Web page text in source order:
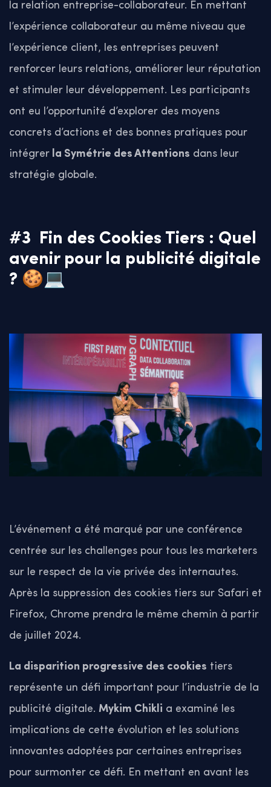
la relation entreprise-collaborateur. En mettant
l’expérience collaborateur au même niveau que
l’expérience client, les entreprises peuvent
renforcer leurs relations, améliorer leur réputation
et stimuler leur développement. Les participants
ont eu l’opportunité d’explorer des moyens
concrets d’actions et des bonnes pratiques pour
intégrer la Symétrie des Attentions dans leur
stratégie globale.
#3 Fin des Cookies Tiers : Quel
avenir pour la publicité digitale
? 🍪💻
L’événement a été marqué par une conférence
centrée sur les challenges pour tous les marketers
sur le respect de la vie privée des internautes.
Après la suppression des cookies tiers sur Safari et
Firefox, Chrome prendra le même chemin à partir
de juillet 2024.
La disparition progressive des cookies tiers
représente un défi important pour l’industrie de la
publicité digitale. Mykim Chikli a examiné les
implications de cette évolution et les solutions
innovantes adoptées par certaines entreprises
pour surmonter ce défi. En mettant en avant les